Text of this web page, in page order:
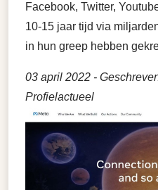
Facebook, Twitter,
10-15 jaar tijd via
in hun greep hebben
03 april 2022 -
Profielactueel